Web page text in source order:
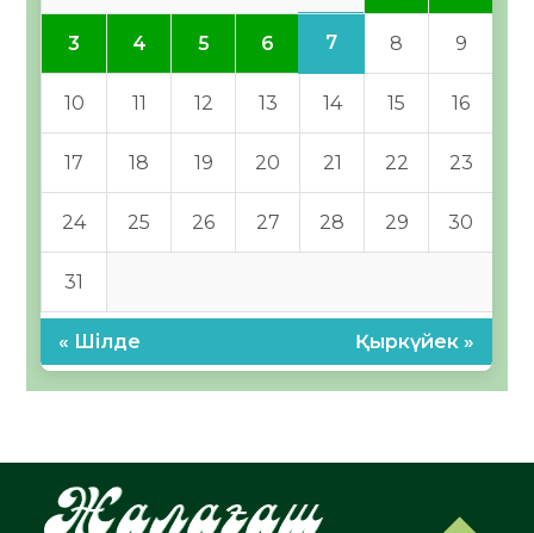
3 4 5 6 7 8 9
10 11 12 13 14 15 16
17 18 19 20 21 22 23
24 25 26 27 28 29 30
31
« Шілде Қыркүйек »